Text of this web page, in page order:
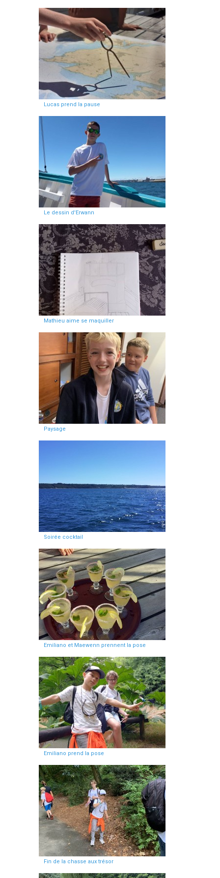
Lucas prend la pause
Le dessin d'Erwann
Mathieu aime se maquiller
Paysage
Soirée cocktail
Emiliano et Maewenn prennent la pose
Emiliano prend la pose
Fin de la chasse aux trésor